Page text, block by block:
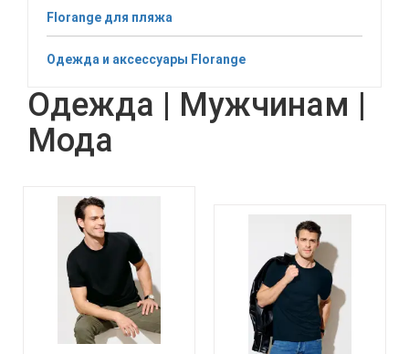
Florange для пляжа
Одежда и аксессуары Florange
Одежда | Мужчинам |
Мода